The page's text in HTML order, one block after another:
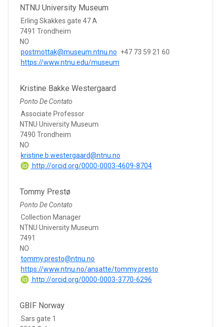
NTNU University Museum
Erling Skakkes gate 47 A
7491 Trondheim
NO
postmottak@museum.ntnu.no +47 73 59 21 60
https://www.ntnu.edu/museum
Kristine Bakke Westergaard
Ponto De Contato
Associate Professor
NTNU University Museum
7490 Trondheim
NO
kristine.b.westergaard@ntnu.no
http://orcid.org/0000-0003-4609-8704
Tommy Prestø
Ponto De Contato
Collection Manager
NTNU University Museum
7491
NO
tommy.presto@ntnu.no
https://www.ntnu.no/ansatte/tommy.presto
http://orcid.org/0000-0003-3770-6296
GBIF Norway
Sars gate 1